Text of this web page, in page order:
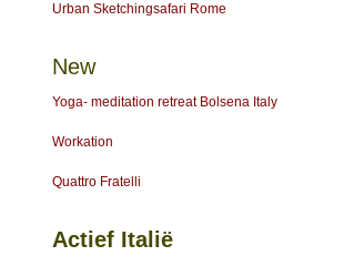
Urban Sketchingsafari Rome
New
Yoga- meditation retreat Bolsena Italy
Workation
Quattro Fratelli
Actief Italië